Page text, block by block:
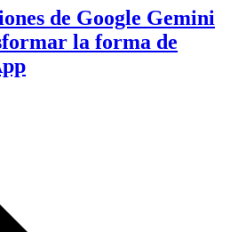
de Google Gemini
la forma de